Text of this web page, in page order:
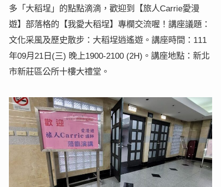
多「大稻埕」的點點滴滴，歡迎到【旅人Carrie愛漫
遊】部落格的【我愛大稻埕】專欄交流喔！講座議題：
文化采風及歷史散步：大稻埕逍遙遊。講座時間：111
年09月21日(三) 晚上1900-2100 (2H)。講座地點：新北
市新莊區公所十樓大禮堂。